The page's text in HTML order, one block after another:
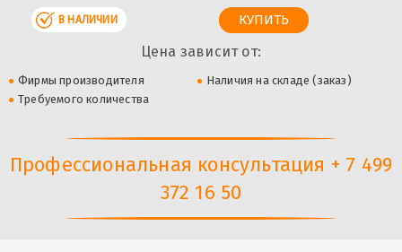
В НАЛИЧИИ
Цена зависит от:
Фирмы производителя
Наличия на складе (заказ)
Требуемого количества
Профессиональная консультация + 7 499
372 16 50